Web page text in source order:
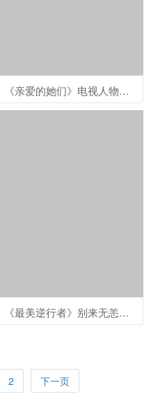
《亲爱的她们》电视人物剧照图片
《最美逆行者》别来无恙单元海报图片
2 下一页